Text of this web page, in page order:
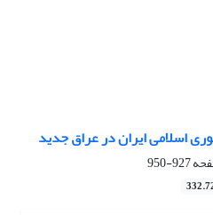
اسلامی ایران ‏در عراق جدید
927-950